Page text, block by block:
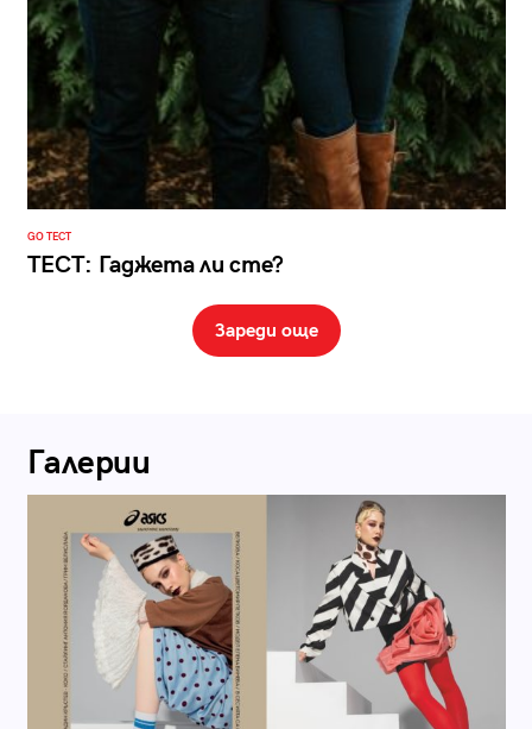
GO ТЕСТ
ТЕСТ: Гаджета ли сте?
Зареди още
Галерии